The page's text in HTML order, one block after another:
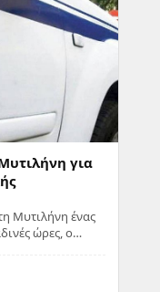
για
Μυτιλήνη ένας
ώρες, ο